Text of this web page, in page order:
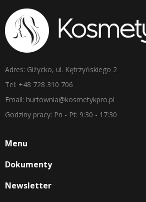
Adres: Giżycko, ul. Kętrzyńskiego 2
Tel: +48 728 310 706
Email: hurtownia@kosmetykpro.pl
Godziny pracy: Pn - Pt: 9:30 - 17:30
Menu
Dokumenty
Newsletter